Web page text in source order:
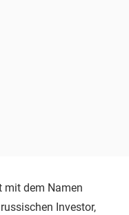
mit dem Namen
Investor,